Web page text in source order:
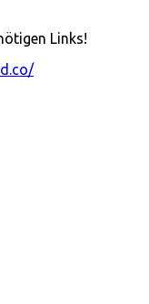
Links!